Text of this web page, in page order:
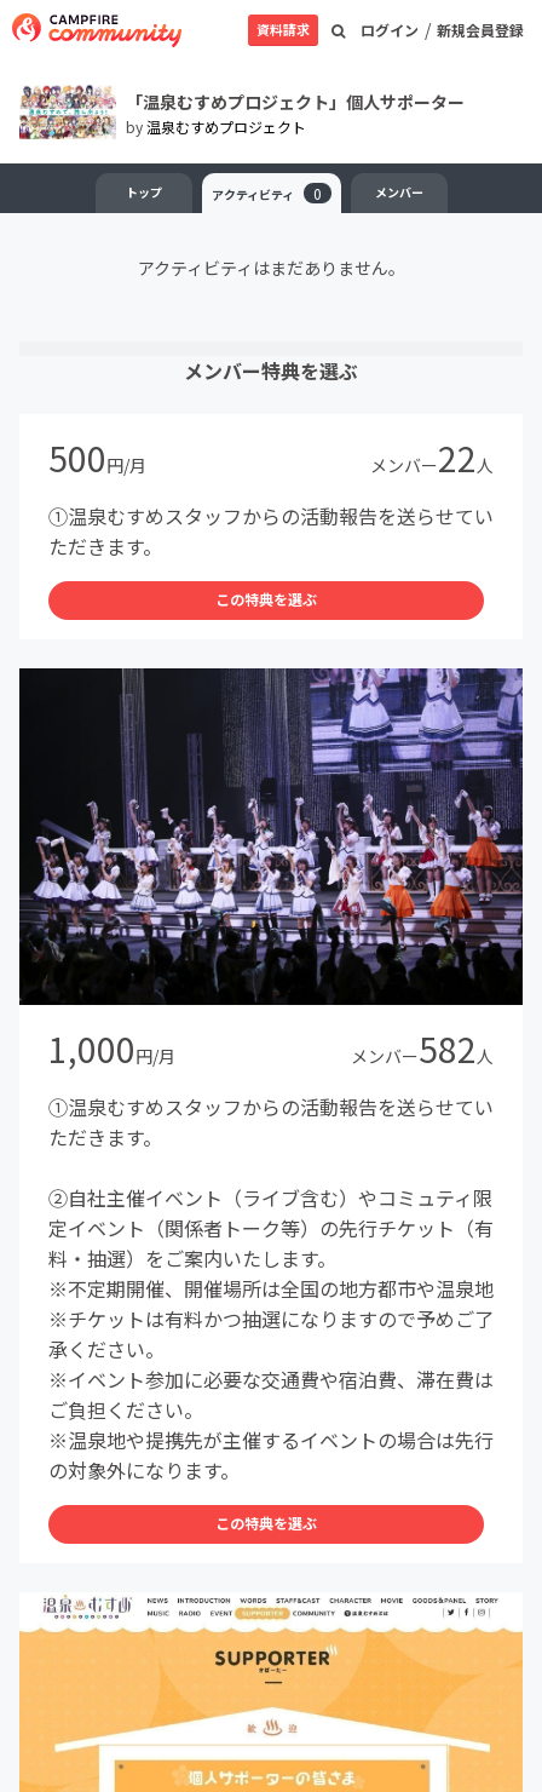
ログイン / 新規会員登録
資料請求
「温泉むすめプロジェクト」個人サポーター
by温泉むすめプロジェクト
トップ アクティビティ 0 メンバー
アクティビティはまだありません。
メンバー特典を選ぶ
500円/月 メンバー22人
①温泉むすめスタッフからの活動報告を送らせてい
ただきます。
この特典を選ぶ
1,000円/月 メンバー582 人
①温泉むすめスタッフからの活動報告を送らせてい
ただきます。
②自社主催イベント（ライブ含む）やコミュティ限
定イベント（関係者トーク等）の先行チケット（有
料・抽選）をご案内いたします。
※不定期開催、開催場所は全国の地方都市や温泉地
※チケットは有料かつ抽選になりますので予めご了
承ください。
※イベント参加に必要な交通費や宿泊費、滞在費は
ご負担ください。
※温泉地や提携先が主催するイベントの場合は先行
の対象外になります。
この特典を選ぶ